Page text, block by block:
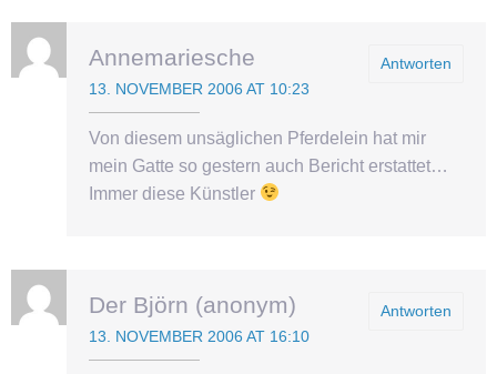
Antworten
Annemariesche
13. NOVEMBER 2006 AT 10:23
Von diesem unsäglichen Pferdelein hat mir
mein Gatte so gestern auch Bericht erstattet…
Immer diese Künstler
Antworten
Der Björn (anonym)
13. NOVEMBER 2006 AT 16:10